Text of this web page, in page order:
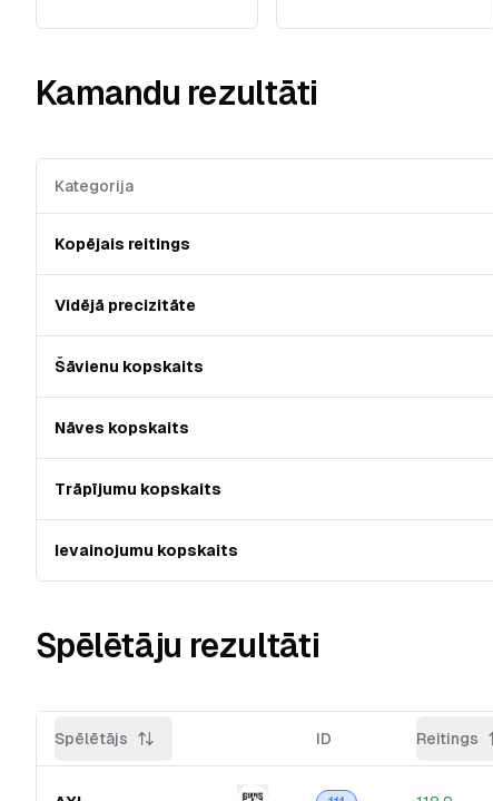
Kamandu rezultāti
Kategorija
Kopējais reitings
Vidējā precizitāte
Šāvienu kopskaits
Nāves kopskaits
Trāpījumu kopskaits
Ievainojumu kopskaits
Spēlētāju rezultāti
Spēlētājs ID Reitings